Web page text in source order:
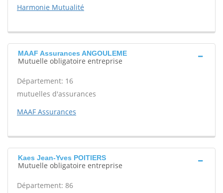
Harmonie Mutualité
MAAF Assurances ANGOULEME
Mutuelle obligatoire entreprise
Département: 16
mutuelles d'assurances
MAAF Assurances
Kaes Jean-Yves POITIERS
Mutuelle obligatoire entreprise
Département: 86